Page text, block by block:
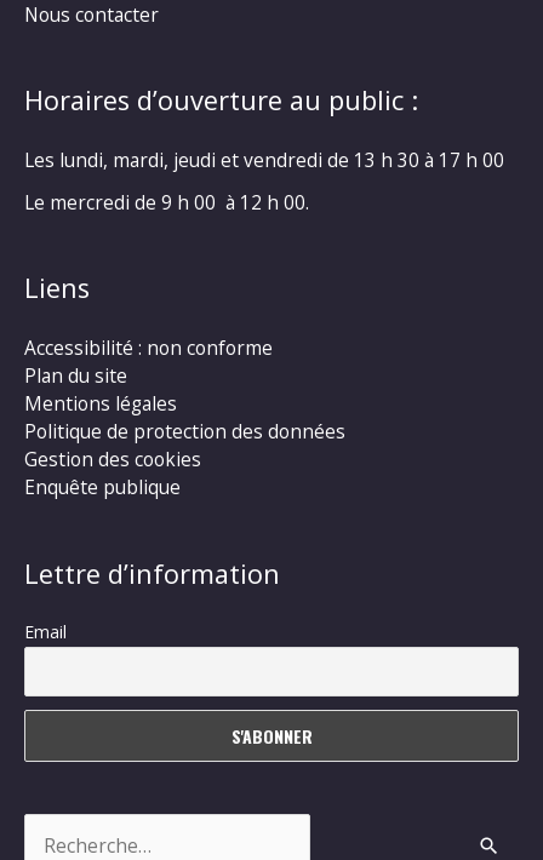
Nous contacter
Horaires d’ouverture au public :
Les lundi, mardi, jeudi et vendredi de 13 h 30 à 17 h 00
Le mercredi de 9 h 00 à 12 h 00.
Liens
Accessibilité : non conforme
Plan du site
Mentions légales
Politique de protection des données
Gestion des cookies
Enquête publique
Lettre d’information
Email